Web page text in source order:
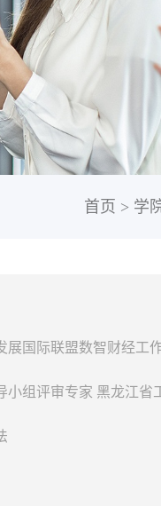
首页 > 学
展国际联盟数智财经工
小组评审专家 黑龙江省